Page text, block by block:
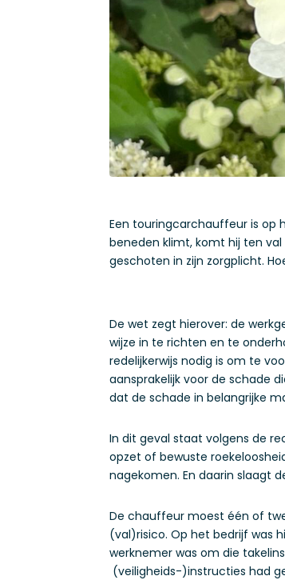
Een touringcarchauffeur is op
beneden klimt, komt hij ten
geschoten in zijn zorgplicht.
De wet zegt hierover: de
wijze in te richten en te
redelijkerwijs nodig is om te
aansprakelijk voor de schade
dat de schade in belangrijke
In dit geval staat volgens de
opzet of bewuste
nagekomen. En daarin slaagt
De chauffeur moest één of
(val)risico. Op het bedrijf was
werknemer was om die
(veiligheids-)instructies had